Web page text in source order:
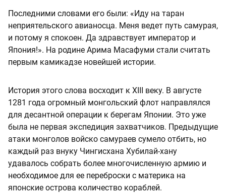
Последними словами его были: «Иду на таран
неприятельского авианосца. Меня ведет путь самурая,
и потому я спокоен. Да здравствует император и
Япония!». На родине Арима Масафуми стали считать
первым камикадзе новейшей истории.
История этого слова восходит к XIII веку. В августе
1281 года огромный монгольский флот направлялся
для десантной операции к берегам Японии. Это уже
была не первая экспедиция захватчиков. Предыдущие
атаки монголов войско самураев сумело отбить, но
каждый раз внуку Чингисхана Хубилай-хану
удавалось собрать более многочисленную армию и
необходимое для ее переброски с материка на
японские острова количество кораблей.